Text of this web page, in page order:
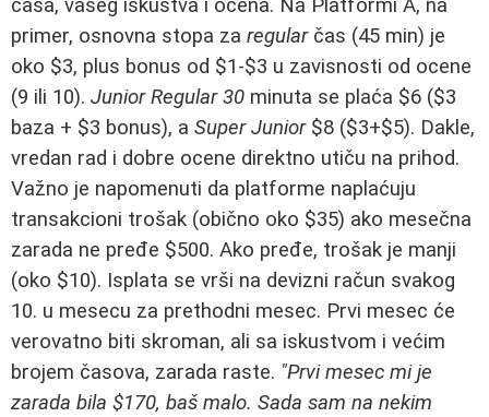
časa, vašeg iskustva i ocena. Na Platformi A, na
primer, osnovna stopa za regularčas (45 min) je
oko $3, plus bonus od $1-$3 u zavisnosti od ocene
(9 ili 10). Junior Regular 30 minuta se plaća $6 ($3
baza + $3 bonus), a Super Junior$8 ($3+$5). Dakle,
vredan rad i dobre ocene direktno utiču na prihod.
Važno je napomenuti da platforme naplaćuju
transakcioni trošak (obično oko $35) ako mesečna
zarada ne pređe $500. Ako pređe, trošak je manji
(oko $10). Isplata se vrši na devizni račun svakog
10. u mesecu za prethodni mesec. Prvi mesec će
verovatno biti skroman, ali sa iskustvom i većim
brojem časova, zarada raste. "Prvi mesec mi je
zarada bila $170, baš malo. Sada sam na nekim